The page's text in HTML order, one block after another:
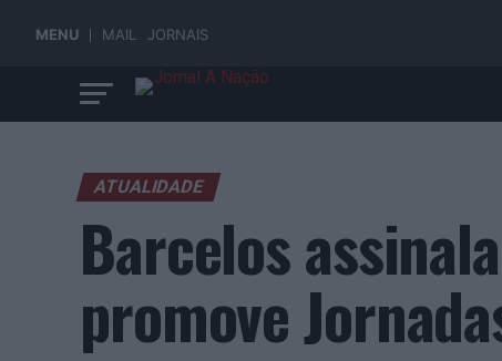
MENU MAIL JORNAIS
ATUALIDADE
Barcelos
promove